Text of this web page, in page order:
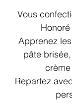
Vous
Apprenez
pâte
Repartez